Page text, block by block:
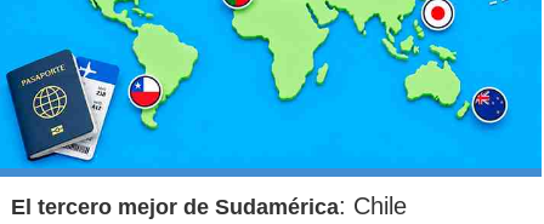
El tercero mejor de Sudamérica: Chile